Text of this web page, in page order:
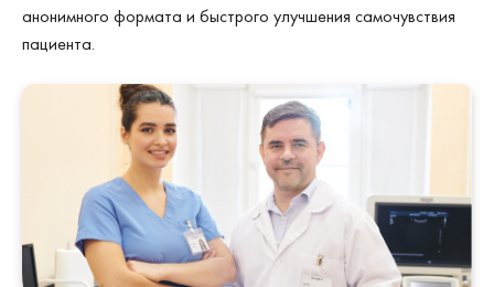
анонимного формата и быстрого улучшения самочувствия
пациента.